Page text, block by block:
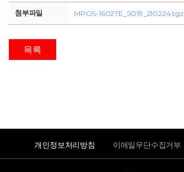
첨부파일 MPOS-1602TE_SO19_210224.tgz
목록
개인정보처리방침 이메일무단수집거부